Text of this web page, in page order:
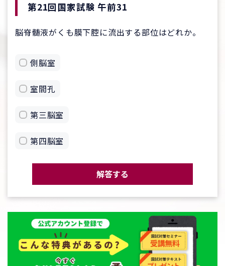
第21回国家試験 午前31
脳脊髄液がくも膜下腔に流出する部位はどれか。
側脳室
室間孔
第三脳室
第四脳室
解答する